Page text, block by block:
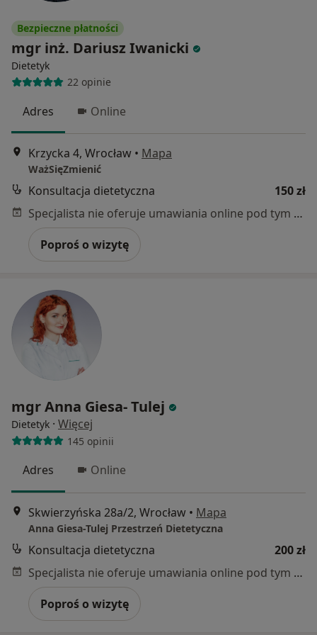
Bezpieczne płatności
mgr inż. Dariusz Iwanicki
Dietetyk
22 opinie
Adres Online
Krzycka 4, Wrocław • Mapa
WażSięZmienić
Konsultacja dietetyczna
150 zł
Specjalista nie oferuje umawiania online pod tym adresem.
Poproś o wizytę
mgr Anna Giesa- Tulej
Dietetyk · Więcej
145 opinii
Adres Online
Skwierzyńska 28a/2, Wrocław • Mapa
Anna Giesa-Tulej Przestrzeń Dietetyczna
Konsultacja dietetyczna
200 zł
Specjalista nie oferuje umawiania online pod tym adresem.
Poproś o wizytę